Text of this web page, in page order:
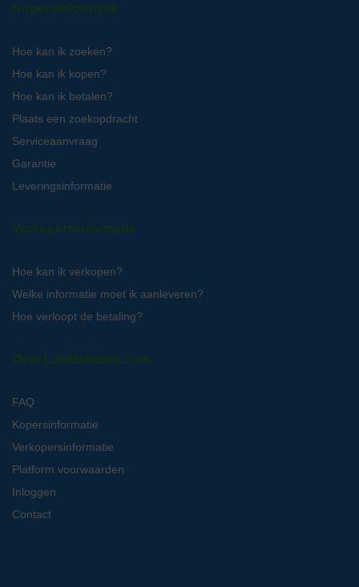
Kopersinformatie
Hoe kan ik zoeken?
Hoe kan ik kopen?
Hoe kan ik betalen?
Plaats een zoekopdracht
Serviceaanvraag
Garantie
Leveringsinformatie
Verkopersinformatie
Hoe kan ik verkopen?
Welke informatie moet ik aanleveren?
Hoe verloopt de betaling?
Over LabMakelaar.com
FAQ
Kopersinformatie
Verkopersinformatie
Platform voorwaarden
Inloggen
Contact